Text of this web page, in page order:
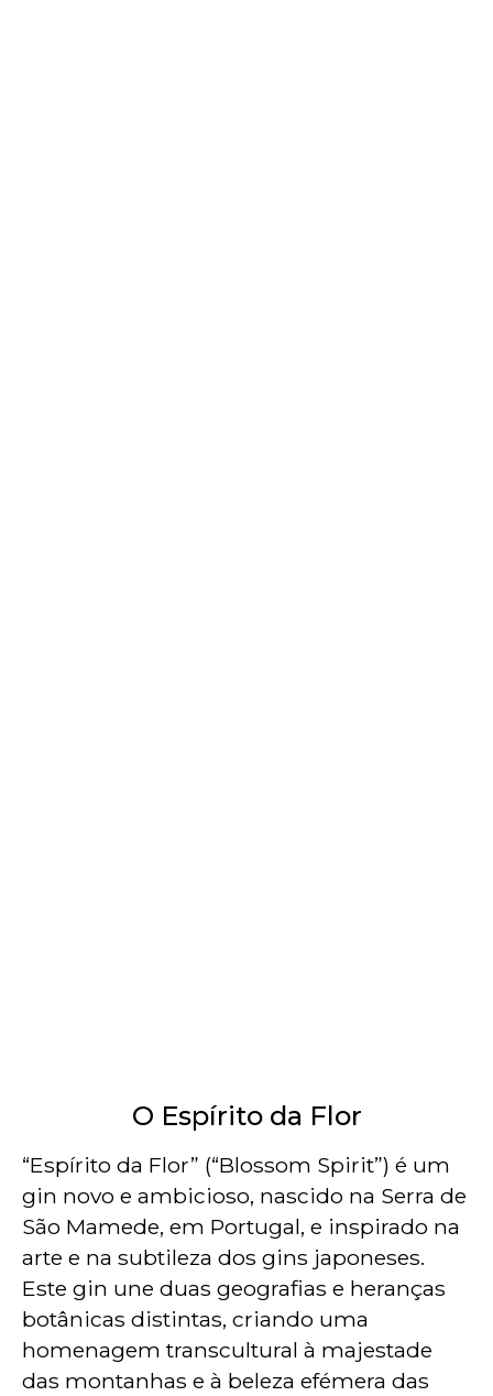
O Espírito da Flor
“Espírito da Flor” (“Blossom Spirit”) é um
gin novo e ambicioso, nascido na Serra de
São Mamede, em Portugal, e inspirado na
arte e na subtileza dos gins japoneses.
Este gin une duas geografias e heranças
botânicas distintas, criando uma
homenagem transcultural à majestade
das montanhas e à beleza efémera das